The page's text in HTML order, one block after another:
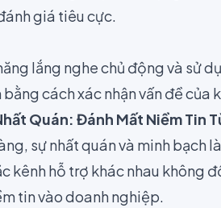
giá tiêu cực.
lắng nghe chủ động và sử
cách xác nhận vấn đề
Quán: Đánh Mất Niềm Tin
sự nhất quán và minh bạch
kênh hỗ trợ khác nhau không
tin vào doanh nghiệp.